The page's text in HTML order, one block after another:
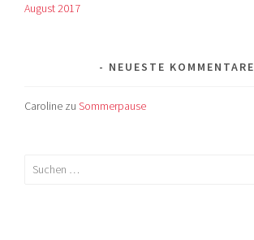
August 2017
NEUESTE KOMMENTARE
Caroline zuSommerpause
Suchen